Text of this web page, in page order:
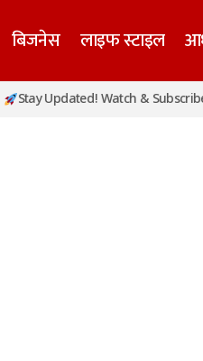
बिजनेस लाइफ स्टाइल
Stay Updated! Watch & Subscribe